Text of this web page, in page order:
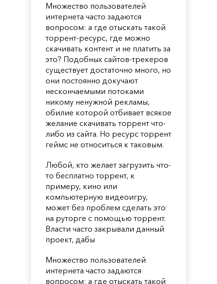
Множество пользователей
интернета часто задаются
вопросом: а где отыскать такой
торрент-ресурс, где можно
скачивать контент и не платить за
это? Подобных сайтов-трекеров
существует достаточно много, но
они постоянно докучают
нескончаемыми потоками
никому ненужной рекламы,
обилие которой отбивает всякое
желание скачивать торрент что-
либо из сайта. Но ресурс торрент
геймс не относиться к таковым.
Любой, кто желает загрузить что-
то бесплатно торрент, к
примеру, кино или
компьютерную видеоигру,
может без проблем сделать это
на руторге с помощью торрент.
Власти часто закрывали данный
проект, дабы
Множество пользователей
интернета часто задаются
вопросом: а где отыскать такой